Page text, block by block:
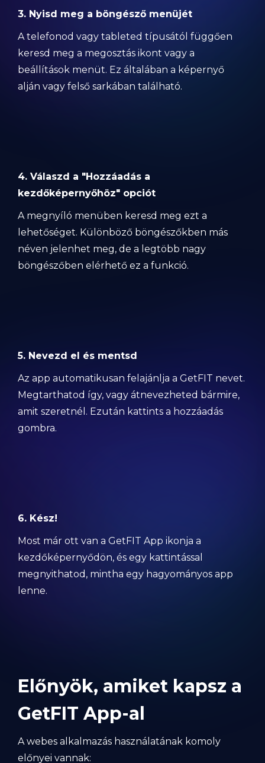
3. Nyisd meg a böngésző menüjét
A telefonod vagy tableted típusától függően
keresd meg a megosztás ikont vagy a
beállítások menüt. Ez általában a képernyő
alján vagy felső sarkában található.
4. Válaszd a "Hozzáadás a
kezdőképernyőhöz" opciót
A megnyíló menüben keresd meg ezt a
lehetőséget. Különböző böngészőkben más
néven jelenhet meg, de a legtöbb nagy
böngészőben elérhető ez a funkció.
5. Nevezd el és mentsd
Az app automatikusan felajánlja a GetFIT nevet.
Megtarthatod így, vagy átnevezheted bármire,
amit szeretnél. Ezután kattints a hozzáadás
gombra.
6. Kész!
Most már ott van a GetFIT App ikonja a
kezdőképernyődön, és egy kattintással
megnyithatod, mintha egy hagyományos app
lenne.
Előnyök, amiket kapsz a
GetFIT App-al
A webes alkalmazás használatának komoly
előnyei vannak: